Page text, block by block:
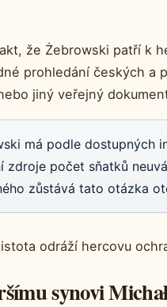
že Żebrowski patří k
prohledání českých a
jiný veřejný
má podle dostupných
zdroje počet sňatků
zůstává tato otázka
odráží hercovu
synovi